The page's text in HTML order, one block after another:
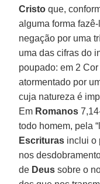
Cristo que,
alguma forma
negação por uma
uma das cifras do
poupado: em 2
atormentado por
cuja natureza é
Em Romanos
todo homem, pela
Escrituras inclui o
nos
de Deus sobre o